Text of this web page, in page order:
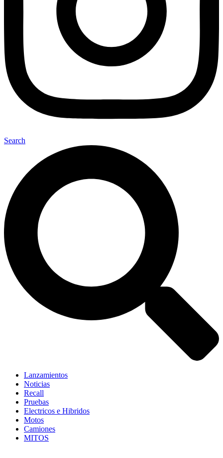
Search
Lanzamientos
Noticias
Recall
Pruebas
Electricos e Hibridos
Motos
Camiones
MITOS